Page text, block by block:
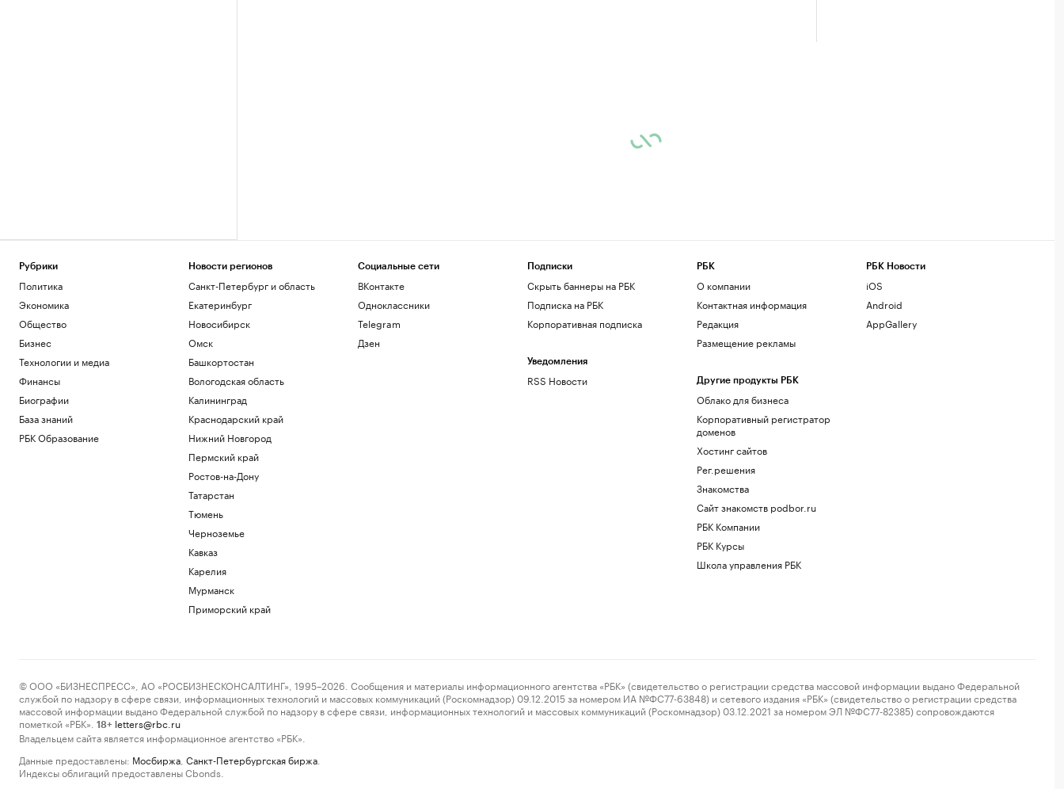
Рубрики
Политика
Экономика
Общество
Бизнес
Технологии и медиа
Финансы
Биографии
База знаний
РБК Образование
Новости регионов
Санкт-Петербург и область
Екатеринбург
Новосибирск
Омск
Башкортостан
Вологодская область
Калининград
Краснодарский край
Нижний Новгород
Пермский край
Ростов-на-Дону
Татарстан
Тюмень
Черноземье
Кавказ
Карелия
Мурманск
Приморский край
Социальные сети
ВКонтакте
Одноклассники
Telegram
Дзен
Подписки
Скрыть баннеры на РБК
Подписка на РБК
Корпоративная подписка
Уведомления
RSS Новости
РБК
О компании
Контактная информация
Редакция
Размещение рекламы
Другие продукты РБК
Облако для бизнеса
Корпоративный регистратор
доменов
Хостинг сайтов
Рег.решения
Знакомства
Сайт знакомств podbor.ru
РБК Компании
РБК Курсы
Школа управления РБК
РБК Новости
iOS
Android
AppGallery
© ООО «БИЗНЕСПРЕСС», АО «РОСБИЗНЕСКОНСАЛТИНГ», 1995–2026. Сообщения и материалы информационного агентства «РБК» (свидетельство о регистрации средства массовой информации выдано Федеральной
службой по надзору в сфере связи, информационных технологий и массовых коммуникаций (Роскомнадзор) 09.12.2015 за номером ИА №ФС77-63848) и сетевого издания «РБК» (свидетельство о регистрации средства
массовой информации выдано Федеральной службой по надзору в сфере связи, информационных технологий и массовых коммуникаций (Роскомнадзор) 03.12.2021 за номером ЭЛ №ФС77-82385) сопровождаются
пометкой «РБК».
18+ letters@rbc.ru
Владельцем сайта является информационное агентство «РБК».
Данные предоставлены: Мосбиржа Санкт-Петербургская биржа
Индексы облигаций предоставлены Cbonds.